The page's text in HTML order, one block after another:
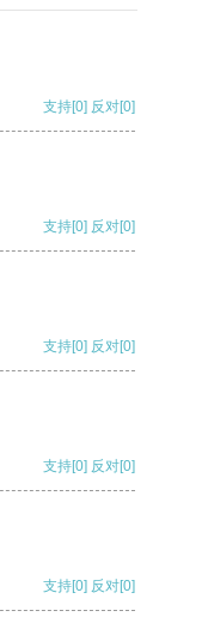
支持[0] 反对[0]
支持[0] 反对[0]
支持[0] 反对[0]
支持[0] 反对[0]
支持[0] 反对[0]